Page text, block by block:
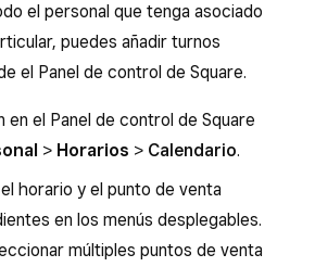
el personal que tenga asociado
puedes añadir turnos
el Panel de control de Square.
en el Panel de control de Square
> Horarios > Calendario.
horario y el punto de venta
en los menús desplegables.
múltiples puntos de venta